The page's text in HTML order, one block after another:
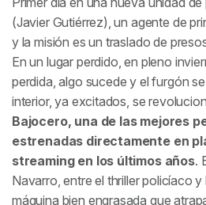
(Javier Gutiérrez), un agente de
y la misión es un traslado de
En un lugar perdido, en pleno
perdida, algo sucede y el furgón
interior, ya excitados, se
Bajocero, una de las mejores
estrenadas directamente en
streaming en los últimos años.
Navarro, entre el thriller policíaco
máquina bien engrasada que